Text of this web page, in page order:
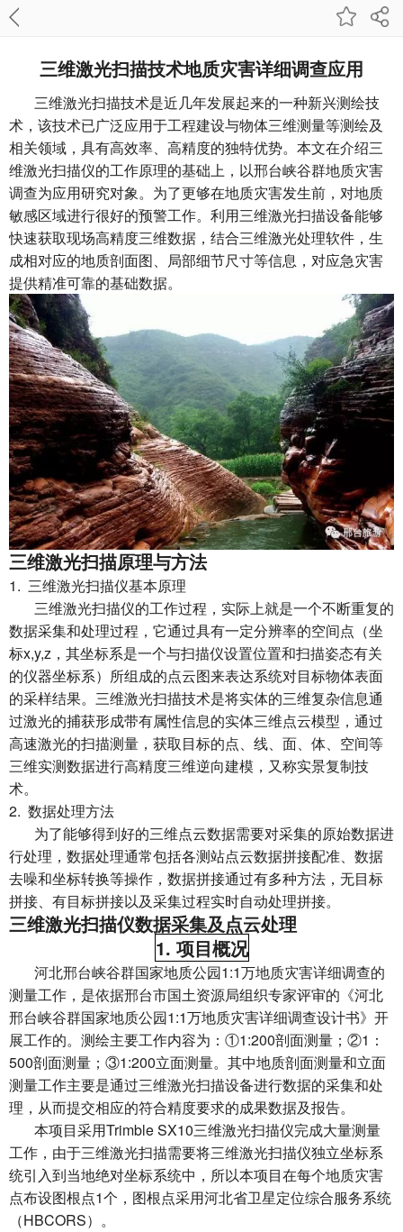
三维激光扫描技术地质灾害详细调查应用
三维激光扫描技术是近几年发展起来的一种新兴测绘技
术，该技术已广泛应用于工程建设与物体三维测量等测绘及
相关领域，具有高效率、高精度的独特优势。本文在介绍三
维激光扫描仪的工作原理的基础上，以邢台峡谷群地质灾害
调查为应用研究对象。为了更够在地质灾害发生前，对地质
敏感区域进行很好的预警工作。利用三维激光扫描设备能够
快速获取现场高精度三维数据，结合三维激光处理软件，生
成相对应的地质剖面图、局部细节尺寸等信息，对应急灾害
提供精准可靠的基础数据。
三维激光扫描原理与方法
1. 三维激光扫描仪基本原理
三维激光扫描仪的工作过程，实际上就是一个不断重复的
数据采集和处理过程，它通过具有一定分辨率的空间点（坐
标x,y,z，其坐标系是一个与扫描仪设置位置和扫描姿态有关
的仪器坐标系）所组成的点云图来表达系统对目标物体表面
的采样结果。三维激光扫描技术是将实体的三维复杂信息通
过激光的捕获形成带有属性信息的实体三维点云模型，通过
高速激光的扫描测量，获取目标的点、线、面、体、空间等
三维实测数据进行高精度三维逆向建模，又称实景复制技
术。
2. 数据处理方法
为了能够得到好的三维点云数据需要对采集的原始数据进
行处理，数据处理通常包括各测站点云数据拼接配准、数据
去噪和坐标转换等操作，数据拼接通过有多种方法，无目标
拼接、有目标拼接以及采集过程实时自动处理拼接。
三维激光扫描仪数据采集及点云处理
1. 项目概况
河北邢台峡谷群国家地质公园1:1万地质灾害详细调查的
测量工作，是依据邢台市国土资源局组织专家评审的《河北
邢台峡谷群国家地质公园1:1万地质灾害详细调查设计书》开
展工作的。测绘主要工作内容为：①1:200剖面测量；②1：
500剖面测量；③1:200立面测量。其中地质剖面测量和立面
测量工作主要是通过三维激光扫描设备进行数据的采集和处
理，从而提交相应的符合精度要求的成果数据及报告。
本项目采用Trimble SX10三维激光扫描仪完成大量测量
工作，由于三维激光扫描需要将三维激光扫描仪独立坐标系
统引入到当地绝对坐标系统中，所以本项目在每个地质灾害
点布设图根点1个，图根点采用河北省卫星定位综合服务系统
（HBCORS）。